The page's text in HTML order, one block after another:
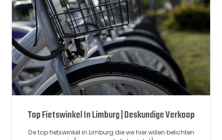
Top Fietswinkel In Limburg | Deskundige Verkoop
De top fietswinkel in Limburg die we hier willen belichten